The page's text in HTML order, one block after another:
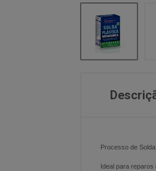
Processo de
Ideal para reparos